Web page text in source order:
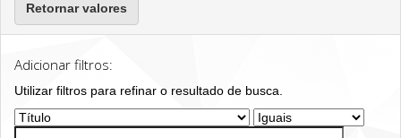
Retornar valores
Adicionar filtros:
Utilizar filtros para refinar o resultado de busca.